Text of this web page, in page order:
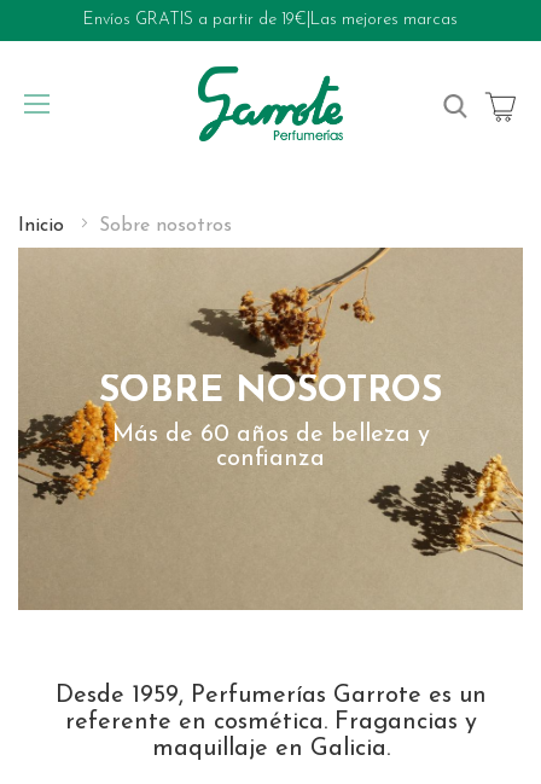
Envíos GRATIS a partir de 19€ Las mejores marcas
My Cart
Inicio Sobre nosotros
SOBRE NOSOTROS
Más de 60 años de belleza y
confianza
Desde 1959, Perfumerías Garrote es un
referente en cosmética. Fragancias y
maquillaje en Galicia.